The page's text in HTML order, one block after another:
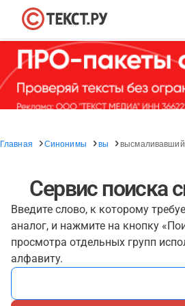
Главная Синонимы вы
Сервис поиска
Введите слово, к которому
аналог, и нажмите на кнопку
просмотра отдельных групп
алфавиту.